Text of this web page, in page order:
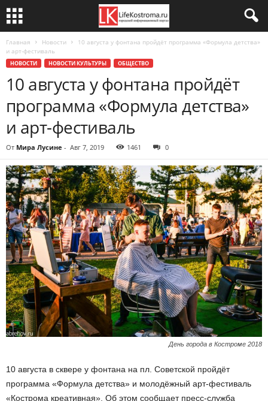
Главная Новости
10 августа у фонтана пройдёт программа «Формула детства»
и арт-фестиваль
НОВОСТИ НОВОСТИ КУЛЬТУРЫ ОБЩЕСТВО
10 августа у фонтана пройдёт
программа «Формула детства»
и арт-фестиваль
От Мира Лусине - Авг 7, 2019 1461 0
День города в Костроме 2018
10 августа в сквере у фонтана на пл. Советской пройдёт
программа «Формула детства» и молодёжный арт-фестиваль
«Кострома креативная». Об этом сообщает пресс-служба